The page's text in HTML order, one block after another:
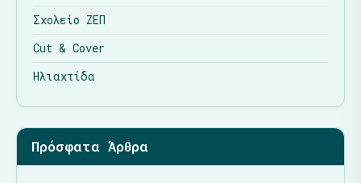
Σχολείο ΖΕΠ
Cut & Cover
Ηλιαχτίδα
Πρόσφατα Άρθρα